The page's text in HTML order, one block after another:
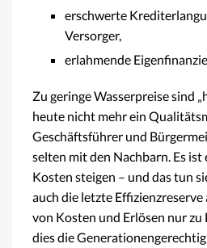
erschwerte
Versorger,
erlahmende
Zu geringe Wasserpreise sind
heute nicht mehr ein
Geschäftsführer und
selten mit den Nachbarn. Es
Kosten steigen – und das tun
auch die letzte
von Kosten und Erlösen nur
dies die